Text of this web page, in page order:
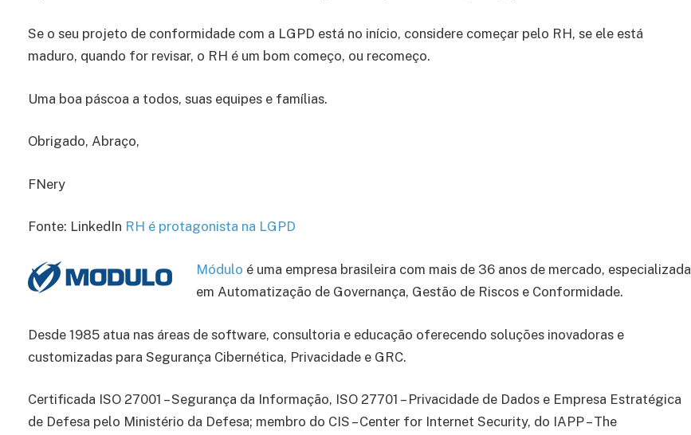
Se o seu projeto de conformidade com a LGPD está no início, considere começar pelo RH, se ele está
maduro, quando for revisar, o RH é um bom começo, ou recomeço.
Uma boa páscoa a todos, suas equipes e famílias.
Obrigado, Abraço,
FNery
Fonte: LinkedIn RH é protagonista na LGPD
Módulo é uma empresa brasileira com mais de 36 anos de mercado, especializada
em Automatização de Governança, Gestão de Riscos e Conformidade.
Desde 1985 atua nas áreas de software, consultoria e educação oferecendo soluções inovadoras e
customizadas para Segurança Cibernética, Privacidade e GRC.
Certificada ISO 27001 – Segurança da Informação, ISO 27701 – Privacidade de Dados e Empresa Estratégica
de Defesa pelo Ministério da Defesa; membro do CIS – Center for Internet Security, do IAPP – The